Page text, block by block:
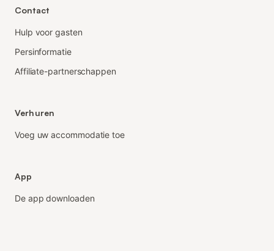
Contact
Hulp voor gasten
Persinformatie
Affiliate-partnerschappen
Verhuren
Voeg uw accommodatie toe
App
De app downloaden